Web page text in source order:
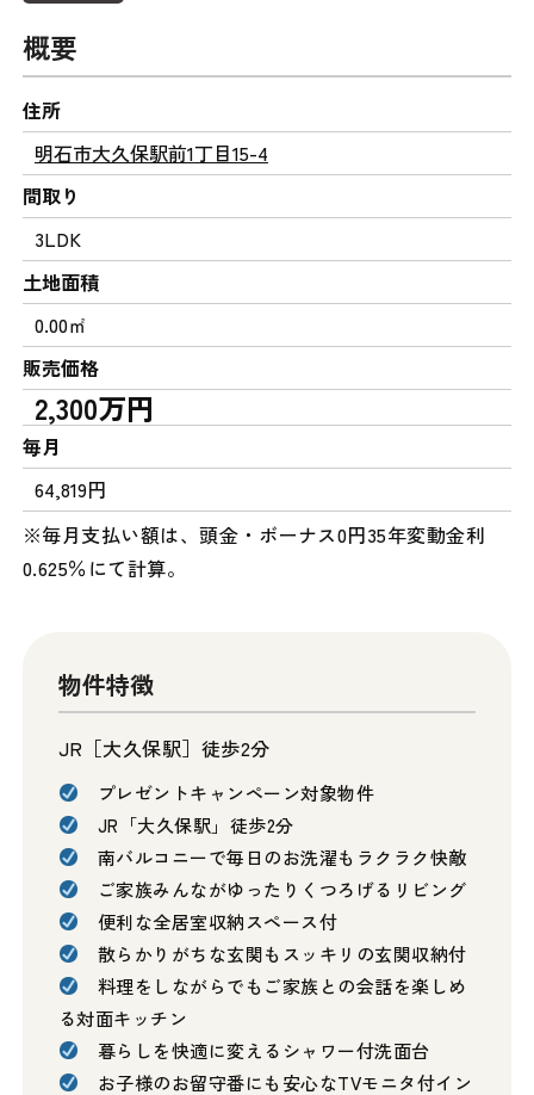
概要
住所
明石市大久保駅前1丁目15-4
間取り
3LDK
土地面積
0.00㎡
販売価格
2,300万円
毎月
64,819円
※毎月支払い額は、頭金・ボーナス0円35年変動金利
0.625％にて計算。
物件特徴
JR［大久保駅］徒歩2分
プレゼントキャンペーン対象物件
JR「大久保駅」徒歩2分
南バルコニーで毎日のお洗濯もラクラク快敵
ご家族みんながゆったりくつろげるリビング
便利な全居室収納スペース付
散らかりがちな玄関もスッキリの玄関収納付
料理をしながらでもご家族との会話を楽しめ
る対面キッチン
暮らしを快適に変えるシャワー付洗面台
お子様のお留守番にも安心なTVモニタ付イン